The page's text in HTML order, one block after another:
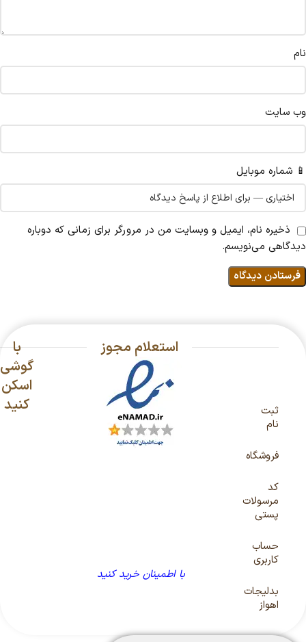
نام
وب‌ سایت
📱 شماره موبایل
ذخیره نام، ایمیل و وبسایت من در مرورگر برای زمانی که دوباره
دیدگاهی می‌نویسم.
ثبت
نام
فروشگاه
کد
مرسولات
پستی
حساب
کاربری
بدلیجات
اهواز
استعلام مجوز
با اطمینان خرید کنید
با
گوشی
اسکن
کنید